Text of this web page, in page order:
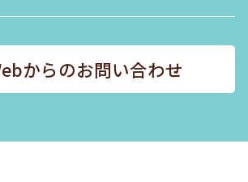
からのお問い合わせ